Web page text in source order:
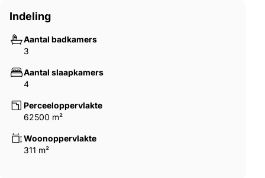
Indeling
Aantal badkamers
3
Aantal slaapkamers
4
Perceeloppervlakte
62500 m²
Woonoppervlakte
311 m²